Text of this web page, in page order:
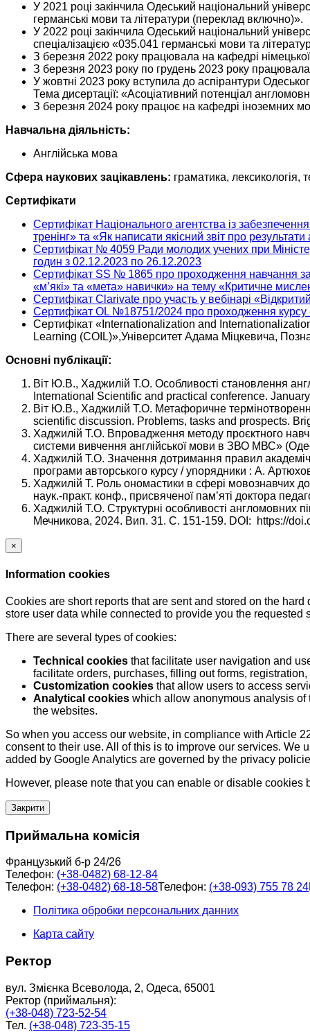
У 2021 році закінчила Одеський національний
германські мови та літератури (переклад включно)».
У 2022 році закінчила Одеський національний
спеціалізацією «035.041 германські мови та
З березня 2022 року працювала на кафедрі
З березня 2023 року по грудень 2023 року
У жовтні 2023 року вступила до аспірантури
Тема дисертації: «Асоціативний потенціал
З березня 2024 року працює на кафедрі іноземних
Навчальна діяльність:
Англійська мова
Сфера наукових зацікавлень: граматика, лексикологія,
Сертифікати
Сертифікат Національного агентства із
тренінг» та «Як написати якісний звіт про
Сертифікат № 4059 Ради молодих учених при
годин з 02.12.2023 по 26.12.2023
Сертифікат SS № 1865 про проходження навчання за
«м’які» та «мета» навички» на тему «Критичне
Сертифікат Clarivate про участь у вебінарі
Сертифікат OL №18751/2024 про проходження
Сертифікат «Internationalization and
Learning (COIL)»,Університет Адама Міцкевича,
Основні публікації:
Віт Ю.В., Хаджилій Т.О. Особливості становлення
International Scientific and practical conference.
Віт Ю.В., Хаджилій Т.О. Метафоричне
scientific discussion. Problems, tasks and prospects.
Хаджилій Т.О. Впровадження методу проєктного
системи вивчення англійської мови в ЗВО МВС»
Хаджилій Т.О. Значення дотримання правил
програми авторського курсу / упорядники : А.
Хаджилій Т. Роль ономастики в сфері мовознавчих
наук.-практ. конф., присвяченої пам’яті доктора
Хаджилій Т.О. Структурні особливості англомовних
Мечникова, 2024. Вип. 31. С. 151-159. DOI: https://
×
Information cookies
Cookies are short reports that are sent and stored on the
store user data while connected to provide you the
There are several types of cookies:
Technical cookies that facilitate user navigation and
facilitate orders, purchases, filling out forms,
Customization cookies that allow users to access
Analytical cookies which allow anonymous analysis
the websites.
So when you access our website, in compliance with Article
consent to their use. All of this is to improve our services.
added by Google Analytics are governed by the privacy
However, please note that you can enable or disable cookies
Закрити
Приймальна комісія
Французький б-р 24/26
Телефон: (+38-0482) 68-12-84
Телефон: (+38-0482) 68-18-58Телефон: (+38-093) 755 78 24
Політика обробки персональних данних
Карта сайту
Ректор
вул. Змієнка Всеволода, 2, Одеса, 65001
Ректор (приймальня):
(+38-048) 723-52-54
Тел. (+38-048) 723-35-15